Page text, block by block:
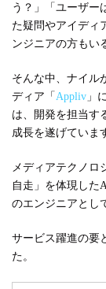
面接で転職
い、模範解
う？」「ユーザー
た疑問やアイディ
ンジニアの方もい
そんな中、ナイル
ディア「 Appliv 」
は、開発を担当す
成長を遂げていま
メディアテクノロ
自走」を体現した
のエンジニアとし
サービス躍進の要
た。